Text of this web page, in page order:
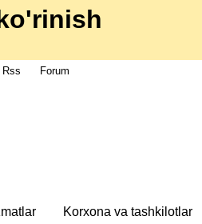
Rss
Forum
Korxona va tashkilotlar